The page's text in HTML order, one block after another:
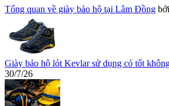
Tổng quan về giày bảo hộ tại Lâm Đồng bởi
Giày bảo hộ lót Kevlar sử dụng có tốt
30/7/26